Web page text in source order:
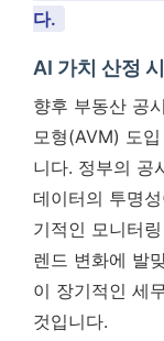
다.
AI 가치 산정
향후 부동산 공
모형(AVM) 도
니다. 정부의 공
데이터의 투명
기적인 모니터
렌드 변화에 발
이 장기적인 세
것입니다.